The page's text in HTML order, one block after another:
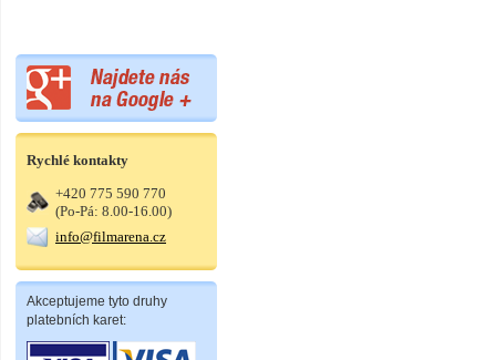
Rychlé kontakty
+420 775 590 770
(Po-Pá: 8.00-16.00)
info@filmarena.cz
Akceptujeme tyto druhy
platebních karet: